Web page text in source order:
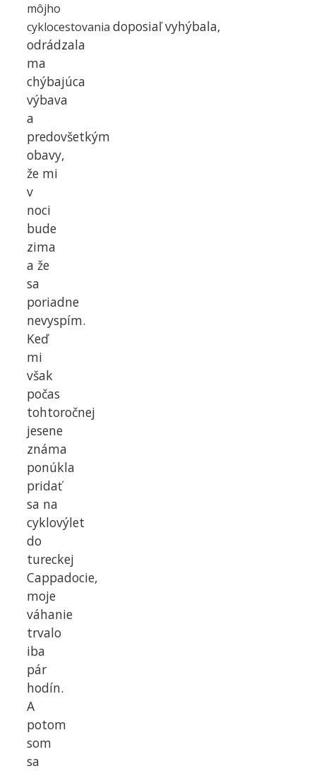
môjho
cyklocestovania doposiaľvyhýbala,
odrádzala
ma
chýbajúca
výbava
a
predovšetkým
obavy,
že mi
v
noci
bude
zima
a že
sa
poriadne
nevyspím.
Keď
mi
však
počas
tohtoročnej
jesene
známa
ponúkla
pridať
sa na
cyklovýlet
do
tureckej
Cappadocie,
moje
váhanie
trvalo
iba
pár
hodín.
A
potom
som
sa